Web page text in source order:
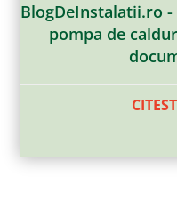
BlogDeInstalatii.ro -
pompa de